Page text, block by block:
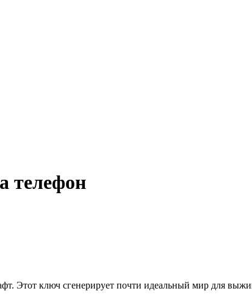
телефон
Этот ключ сгенерирует почти идеальный мир для